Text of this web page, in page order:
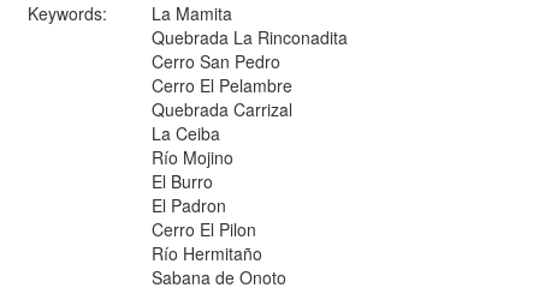
Keywords:
La Mamita
Quebrada La Rinconadita
Cerro San Pedro
Cerro El Pelambre
Quebrada Carrizal
La Ceiba
Río Mojino
El Burro
El Padron
Cerro El Pilon
Río Hermitaño
Sabana de Onoto